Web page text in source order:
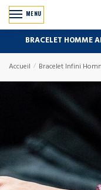
MENU
BRACELET HOMME
Accueil / Bracelet Infini